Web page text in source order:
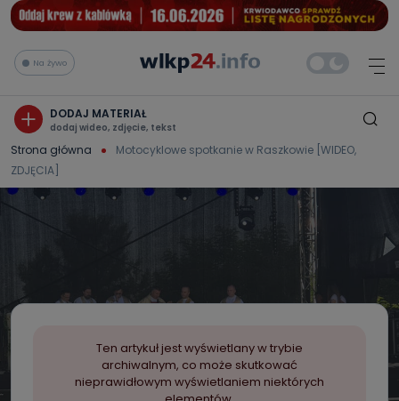
Na żywo
DODAJ MATERIAŁ
dodaj wideo, zdjęcie, tekst
Strona główna
Motocyklowe spotkanie w Raszkowie [WIDEO,
ZDJĘCIA]
Ten artykuł jest wyświetlany w trybie
archiwalnym, co może skutkować
nieprawidłowym wyświetlaniem niektórych